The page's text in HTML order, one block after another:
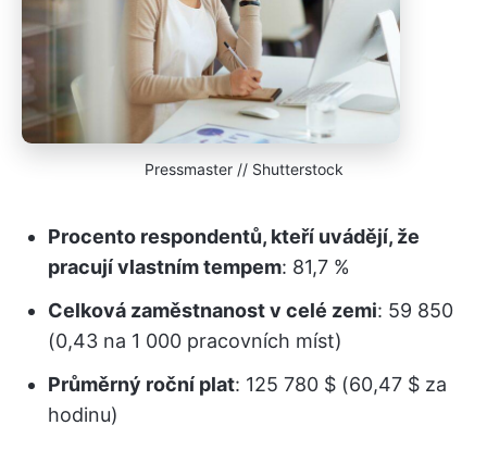
Pressmaster // Shutterstock
Procento respondentů, kteří uvádějí, že
pracují vlastním tempem: 81,7 %
Celková zaměstnanost v celé zemi: 59 850
(0,43 na 1 000 pracovních míst)
Průměrný roční plat: 125 780 $ (60,47 $ za
hodinu)